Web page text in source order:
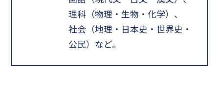
理科（物理・生物・化学）、
社会（地理・日本史・世界史・
公民）など。